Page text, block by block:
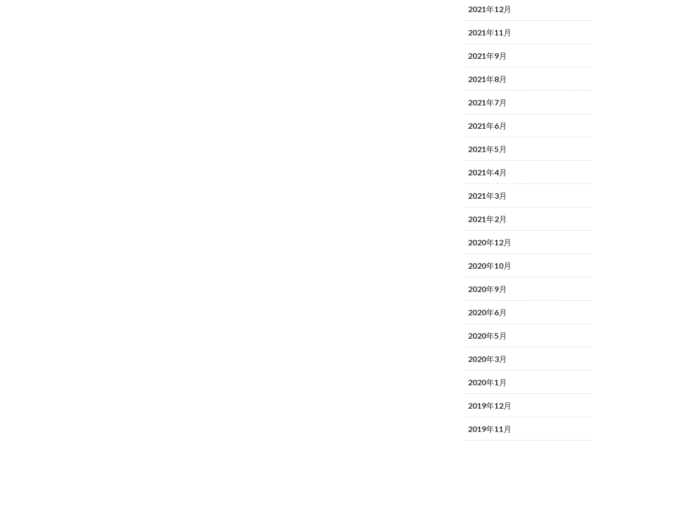
2021年12月
2021年11月
2021年9月
2021年8月
2021年7月
2021年6月
2021年5月
2021年4月
2021年3月
2021年2月
2020年12月
2020年10月
2020年9月
2020年6月
2020年5月
2020年3月
2020年1月
2019年12月
2019年11月